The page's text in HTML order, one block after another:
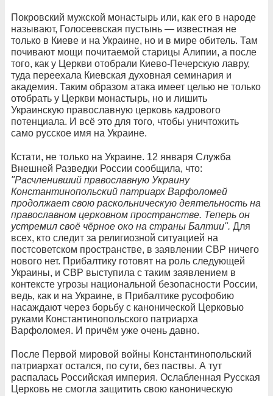
Покровский мужской монастырь или, как его в народе
называют, Голосеевская пустынь — известная не
только в Киеве и на Украине, но и в мире обитель. Там
почивают мощи почитаемой старицы Алипии, а после
того, как у Церкви отобрали Киево-Печерскую лавру,
туда переехала Киевская духовная семинария и
академия. Таким образом атака имеет целью не только
отобрать у Церкви монастырь, но и лишить
Украинскую православную церковь кадрового
потенциала. И всё это для того, чтобы уничтожить
само русское имя на Украине.
Кстати, не только на Украине. 12 января Служба
Внешней Разведки России сообщила, что:
"Расчленивший православную Украину
Константинопольский патриарх Варфоломей
продолжает свою раскольническую деятельность на
православном церковном пространстве. Теперь он
устремил своё чёрное око на страны Балтии". Для
всех, кто следит за религиозной ситуацией на
постсоветском пространстве, в заявлении СВР ничего
нового нет. Прибалтику готовят на роль следующей
Украины, и СВР выступила с таким заявлением в
контексте угрозы национальной безопасности России,
ведь, как и на Украине, в Прибалтике русофобию
насаждают через борьбу с канонической Церковью
руками Константинопольского патриарха
Варфоломея. И причём уже очень давно.
После Первой мировой войны Константинопольский
патриархат остался, по сути, без паствы. А тут
распалась Российская империя. Ослабленная Русская
Церковь не смогла защитить свою каноническую